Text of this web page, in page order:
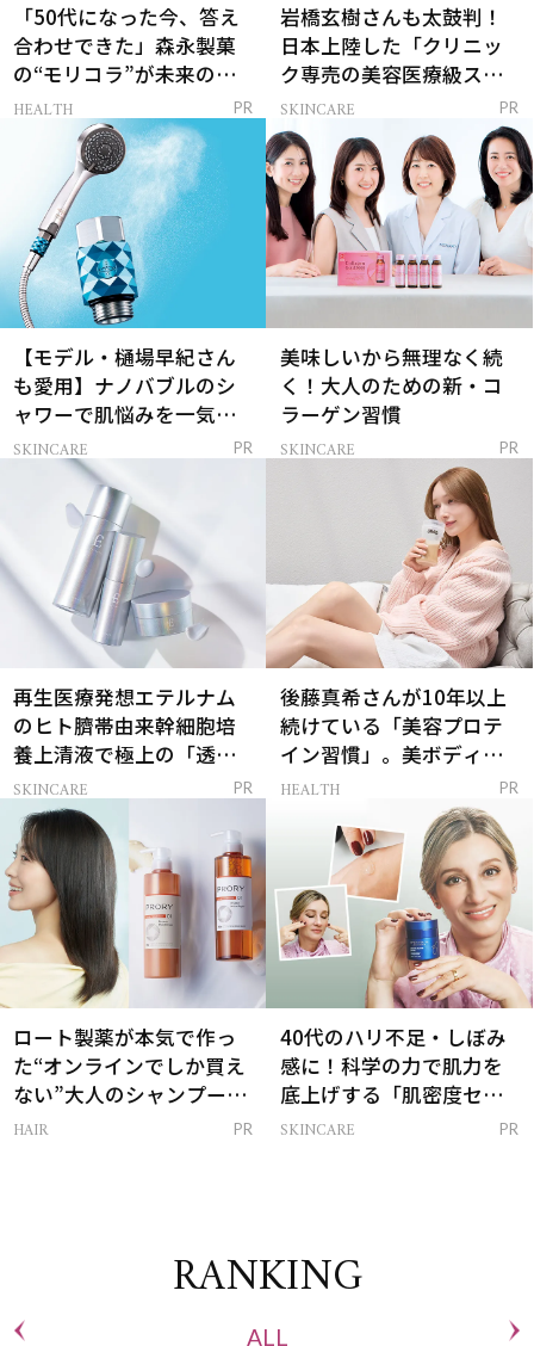
「50代になった今、答え
合わせできた」森永製菓
の“モリコラ”が未来のキ
レイを連れてくる！
HEALTH PR
岩橋玄樹さんも太鼓判！
日本上陸した「クリニッ
ク専売の美容医療級スキ
ンケア」
SKINCARE PR
【モデル・樋場早紀さん
も愛用】ナノバブルのシ
ャワーで肌悩みを一気に
解決
SKINCARE PR
美味しいから無理なく続
く！大人のための新・コ
ラーゲン習慣
SKINCARE PR
再生医療発想エテルナム
のヒト臍帯由来幹細胞培
養上清液で極上の「透明
感ハリ肌」へ
SKINCARE PR
後藤真希さんが10年以上
続けている「美容プロテ
イン習慣」。美ボディを
支える朝ルーティンと
HEALTH PR
ロート製薬が本気で作っ
た“オンラインでしか買え
ない”大人のシャンプー＆
トリートメントって？
HAIR PR
40代のハリ不足・しぼみ
感に！科学の力で肌力を
底上げする「肌密度セラ
ム」
SKINCARE PR
RANKING
ALL